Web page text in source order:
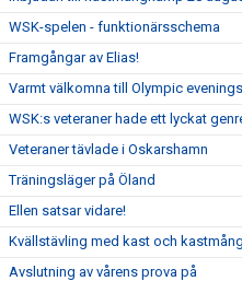
WSK-spelen - funktionärsschema
Framgångar av Elias!
Varmt välkomna till Olympic
WSK:s veteraner hade ett lyckat
Veteraner tävlade i Oskarshamn
Träningsläger på Öland
Ellen satsar vidare!
Kvällstävling med kast och
Avslutning av vårens prova på